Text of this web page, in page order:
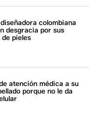
colombiana
desgracia por sus
pieles
atención médica a su
porque no le da